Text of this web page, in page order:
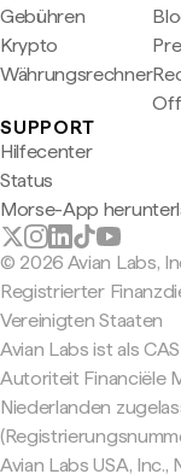
Gebühren
Krypto
Währungsrechner
SUPPORT
Hilfecenter
Status
Morse-App
© 2026 Avian Labs,
Registrierter
Vereinigten Staaten
Avian Labs ist als
Autoriteit Financiële
Niederlanden
Avian Labs USA,